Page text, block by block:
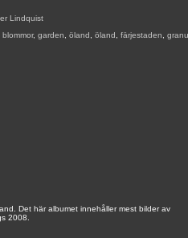
Lindquist
blommor, garden öland öland färjestaden
Det här albumet innehåller mest bilder av
2008.